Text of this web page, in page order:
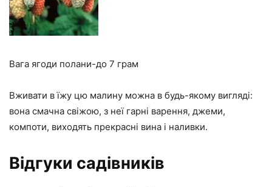
Вага ягоди полани-до 7 грам
Вживати в їжу цю малину можна в будь-якому вигляді:
вона смачна свіжою, з неї гарні варення, джеми,
компоти, виходять прекрасні вина і наливки.
Відгуки садівників